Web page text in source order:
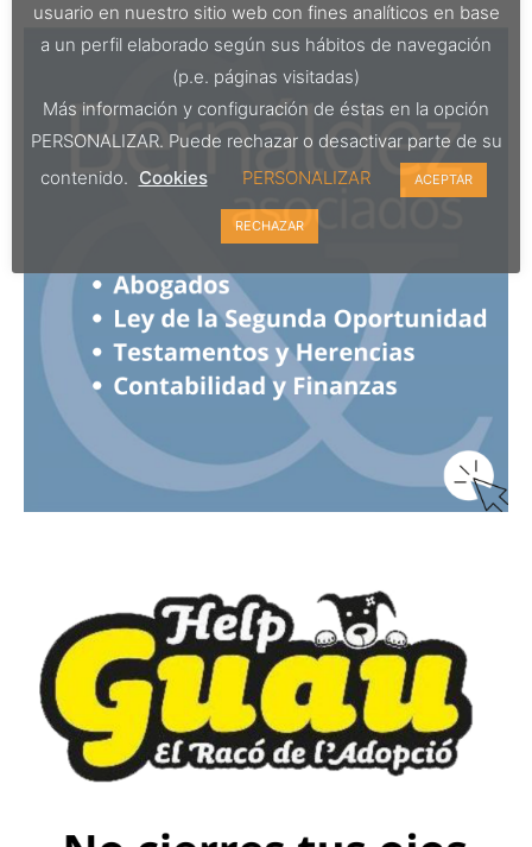
usuario en nuestro sitio web con fines analíticos en base
a un perfil elaborado según sus hábitos de navegación
(p.e. páginas visitadas)
Más información y configuración de éstas en la opción
PERSONALIZAR. Puede rechazar o desactivar parte de su
contenido. Cookies PERSONALIZAR ACEPTAR
RECHAZAR